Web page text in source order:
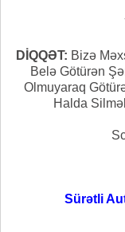
DİQQƏT: Bizə
Belə Götürən
Olmuyaraq
Halda
Sürətli